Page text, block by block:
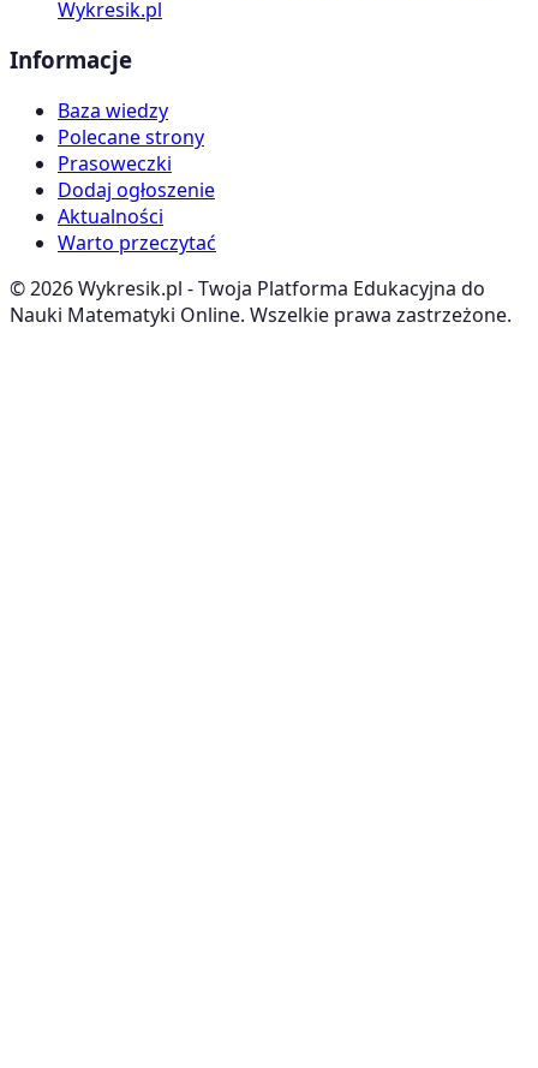
Wykresik.pl
Informacje
Baza wiedzy
Polecane strony
Prasoweczki
Dodaj ogłoszenie
Aktualności
Warto przeczytać
©2026Wykresik.pl - Twoja Platforma Edukacyjna do
Nauki Matematyki Online. Wszelkie prawa zastrzeżone.